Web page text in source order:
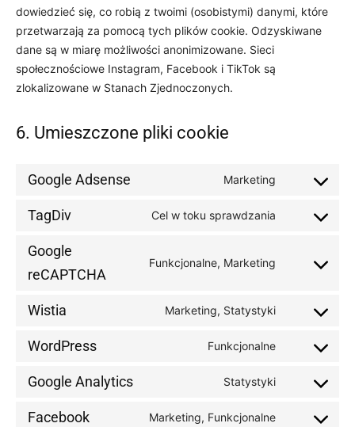
dowiedzieć się, co robią z twoimi (osobistymi) danymi, które
przetwarzają za pomocą tych plików cookie. Odzyskiwane
dane są w miarę możliwości anonimizowane. Sieci
społecznościowe Instagram, Facebook i TikTok są
zlokalizowane w Stanach Zjednoczonych.
6. Umieszczone pliki cookie
Google Adsense Marketing
Consent
service
adsense
TagDiv Cel w toku sprawdzania
Consent
service
Google
reCAPTCHA
Funkcjonalne, Marketing
Consent
service
recaptcha
Wistia Marketing, Statystyki
Consent
service
WordPress Funkcjonalne
Consent
service
Google Analytics Statystyki
Consent
Facebook Marketing, Funkcjonalne